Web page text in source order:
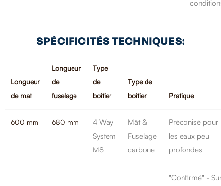
SPÉCIFICITÉS TECHNIQUES:
Longueur
de mat
Longueur
de
fuselage
Type
de
boîtier
Type de
boîtier
Pratique
600 mm 680 mm
4 Way
System
M8
Mât &
Fuselage
carbone
Préconisé pour
les eaux peu
profondes
"Confirmé" -